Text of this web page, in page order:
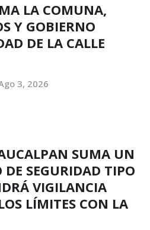
LA COMUNA,
Y GOBIERNO
DE LA CALLE
3, 2026
SUMA UN
SEGURIDAD TIPO
VIGILANCIA
LÍMITES CON LA